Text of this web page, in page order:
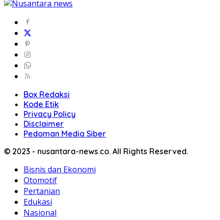
Box Redaksi
Kode Etik
Privacy Policy
Disclaimer
Pedoman Media Siber
© 2023 - nusantara-news.co. All Rights Reserved.
Bisnis dan Ekonomi
Otomotif
Pertanian
Edukasi
Nasional